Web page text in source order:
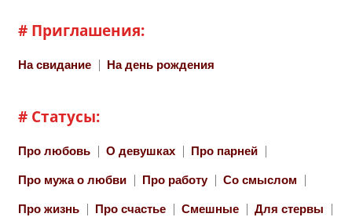
# Приглашения:
На свидание На день рождения
# Статусы:
Про любовь О девушках Про парней
Про мужа о любви Про работу Со смыслом
Про жизнь Про счастье Смешные Для стервы